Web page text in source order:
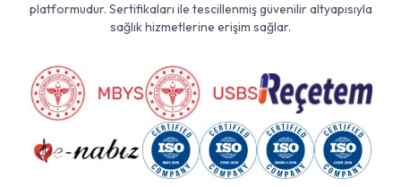
platformudur. Sertifikaları ile tescillenmiş güvenilir altyapısıyla
sağlık hizmetlerine erişim sağlar.